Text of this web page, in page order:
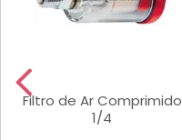
Filtro de Ar Comprimido
1/4